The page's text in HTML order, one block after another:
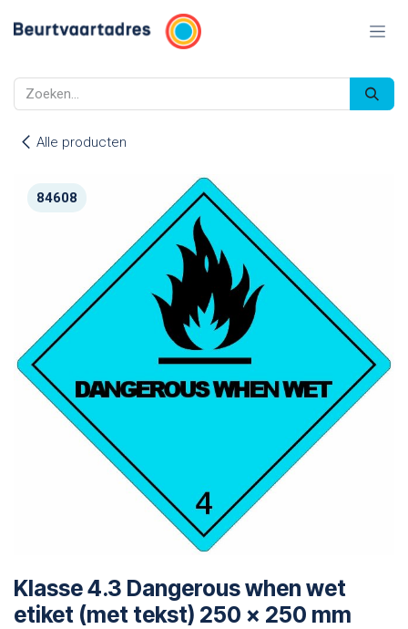
Alle producten
84608
Klasse 4.3 Dangerous when wet
etiket (met tekst) 250 x 250 mm